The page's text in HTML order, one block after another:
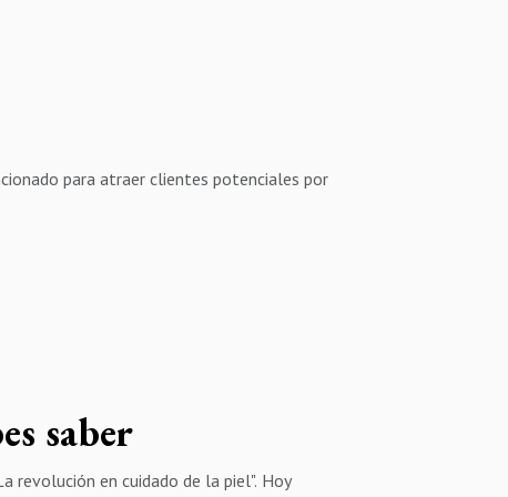
enriquecedora y llena de insights. Sin
de Global Realty donde nos presenta las
prestigio en México, estamos hablando de
para atraer clientes potenciales por
saber
revolución en cuidado de la piel". Hoy